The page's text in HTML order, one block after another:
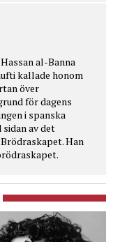
Hassan al-Banna
kallade honom
över
för dagens
i spanska
av det
Han